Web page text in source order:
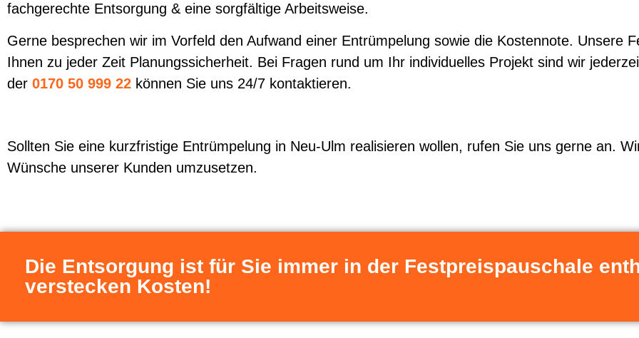
fachgerechte Entsorgung & eine sorgfältige Arbeitsweise.
Gerne besprechen wir im Vorfeld den Aufwand einer Entrümpelung sowie die Kostennote. Unsere
Ihnen zu jeder Zeit Planungssicherheit. Bei Fragen rund um Ihr individuelles Projekt sind wir
der 0170 50 999 22 können Sie uns 24/7 kontaktieren.
Sollten Sie eine kurzfristige Entrümpelung in Neu-Ulm realisieren wollen, rufen Sie uns gerne an.
Wünsche unserer Kunden umzusetzen.
Die Entsorgung ist für Sie immer in der Festpreispauschale
verstecken Kosten!